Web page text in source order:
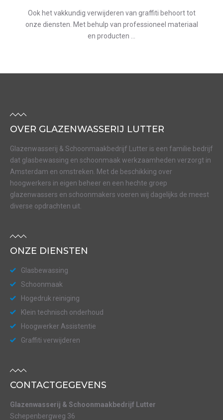
Ook het vakkundig verwijderen van graffiti behoort tot
onze diensten. Met behulp van professioneel materiaal
en producten …
OVER GLAZENWASSERIJ LUTTER
Glazenwasserij & Schoonmaakbedrijf Lutter is een familie bedrijf
dat glasbewassing en schoonmaak werkzaamheden verzorgt in
Amsterdam en omstreken. Met de beschikking over
hoogwerkers in eigen beheer en een hechte groep
glazenwassers en schoonmakers voeren wij dagelijks de meest
diverse opdrachten uit.
ONZE DIENSTEN
Glasbewassing
Schoonmaak
Hogedruk reiniging
Klein technisch onderhoud
Hoogwerker Assistentie
Graffiti verwijderen
CONTACTGEGEVENS
Glazenwasserij & Schoonmaakbedrijf Lutter
Schepenbergweg 36